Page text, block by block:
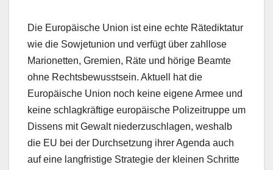
Die Europäische Union ist eine echte Rätediktatur
wie die Sowjetunion und verfügt über zahllose
Marionetten, Gremien, Räte und hörige Beamte
ohne Rechtsbewusstsein. Aktuell hat die
Europäische Union noch keine eigene Armee und
keine schlagkräftige europäische Polizeitruppe um
Dissens mit Gewalt niederzuschlagen, weshalb
die EU bei der Durchsetzung ihrer Agenda auch
auf eine langfristige Strategie der kleinen Schritte